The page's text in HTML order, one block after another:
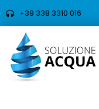
+39 338 3310 016